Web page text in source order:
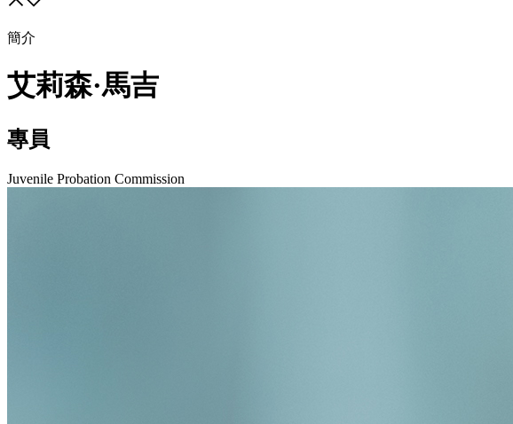
簡介
艾莉森·馬吉
專員
Juvenile Probation Commission